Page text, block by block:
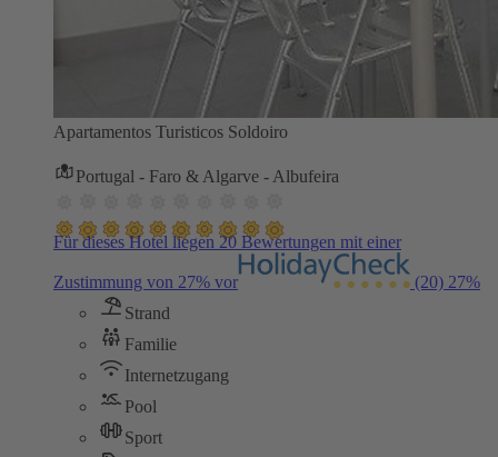
Apartamentos Turisticos Soldoiro
Portugal - Faro & Algarve - Albufeira
Für dieses Hotel liegen 20 Bewertungen mit einer
Zustimmung von 27% vor (20) 27%
Strand
Familie
Internetzugang
Pool
Sport